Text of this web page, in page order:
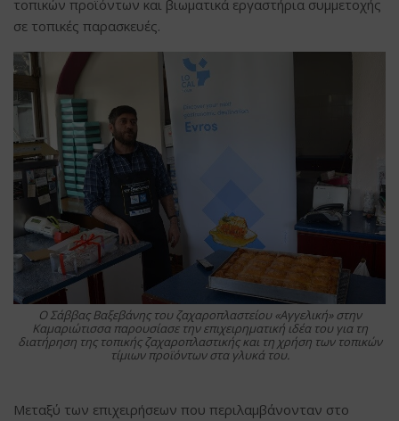
τοπικών προϊόντων και βιωματικά εργαστήρια συμμετοχής
σε τοπικές παρασκευές.
O Σάββας Βαξεβάνης του ζαχαροπλαστείου«Αγγελική»στην
Καμαριώτισσα παρουσίασε την επιχειρηματική ιδέα του για τη
διατήρηση της τοπικής ζαχαροπλαστικής και τη χρήση των τοπικών
τίμιων προϊόντων στα γλυκά του.
Μεταξύ των επιχειρήσεων που περιλαμβάνονταν στο